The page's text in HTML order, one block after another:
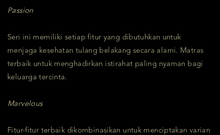
Passion
Seri ini memiliki setiap fitur yang dibutuhkan untuk
menjaga kesehatan tulang belakang secara alami. Matras
terbaik untuk menghadirkan istirahat paling nyaman bagi
keluarga tercinta.
Marvelous
Fitur-fitur terbaik dikombinasikan untuk menciptakan varian